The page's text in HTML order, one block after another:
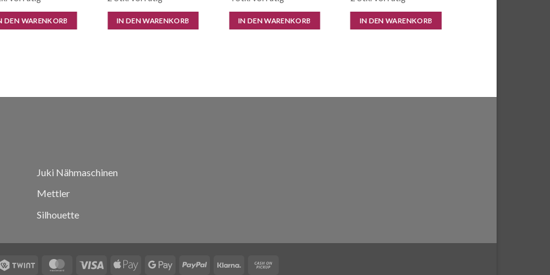
DEN WARENKORB IN DEN WARENKORB IN DEN WARENKORB
war:
CHF 24.95CHF 12.50.
IN DEN WARENKORB
Juki Nähmaschinen
Mettler
Silhouette
Twint MasterCard
Visa
Apple
Google PayPal Klarna